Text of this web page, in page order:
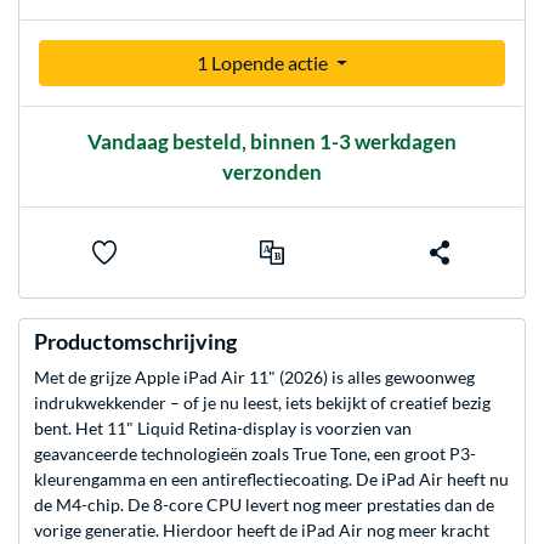
1 Lopende actie
Vandaag besteld, binnen 1-3 werkdagen
verzonden
Productomschrijving
Met de grijze Apple iPad Air 11" (2026) is alles gewoonweg
indrukwekkender – of je nu leest, iets bekijkt of creatief bezig
bent. Het 11" Liquid Retina-display is voorzien van
geavanceerde technologieën zoals True Tone, een groot P3-
kleurengamma en een antireflectiecoating. De iPad Air heeft nu
de M4-chip. De 8-core CPU levert nog meer prestaties dan de
vorige generatie. Hierdoor heeft de iPad Air nog meer kracht